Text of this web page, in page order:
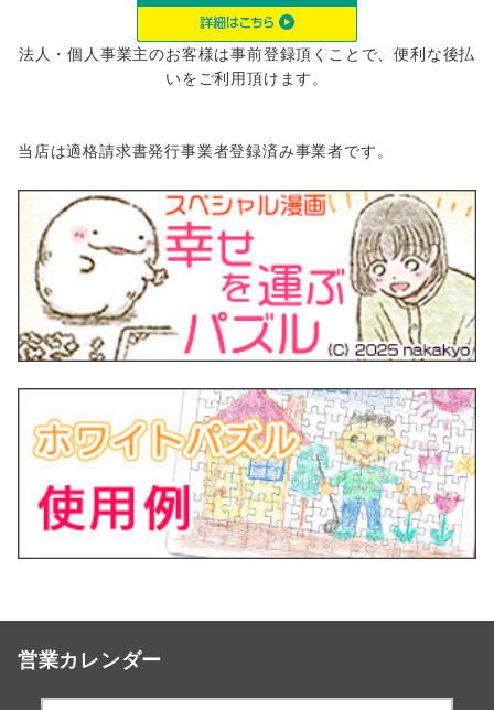
法人・個人事業主のお客様は事前登録頂くことで、便利な後払
いをご利用頂けます。
当店は適格請求書発行事業者登録済み事業者です。
営業カレンダー